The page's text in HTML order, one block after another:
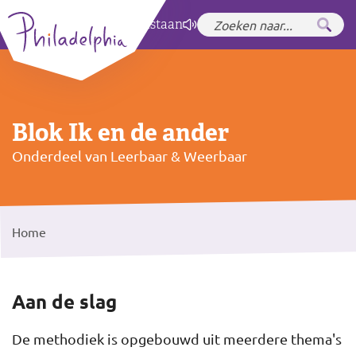
Zet hoog contrastaan
Blok Ik en de ander
Onderdeel van Leerbaar & Weerbaar
Home
Aan de slag
De methodiek is opgebouwd uit meerdere thema's